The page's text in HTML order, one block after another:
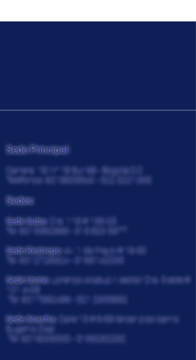
Sede Principal:
Carrera. 18 N° 18 Sur 68 - Bogotá D.C
Teléfonos: 6015605540 - 322 3201065
Sedes:
Sede Suba: Cra. 118 # 136-25
Tel: 6015362966 - 315 820 5977
Sede Restrepo: Av. 1 de mayo # 16-30
Tel: 6012726924- 3195142033
Sede Usme: Lorenzo Alcatuz II sector Cra. 5 este #
101 A-08
Tel: 6017682486 - 321 2935892
Sede Soacha: Calle 13 # 9-69 tercer piso barrio
Eugenio Diaz
Tel: 6019009330 - 3166292292